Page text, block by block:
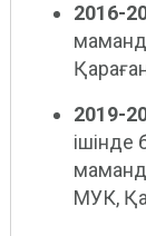
2016-
2019-
ішінде
МУК,